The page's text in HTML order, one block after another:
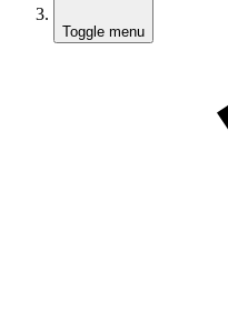
Toggle menu